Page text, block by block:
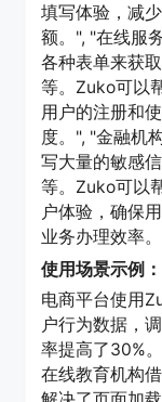
填写体验，减
额。", "在线服
各种表单来获
等。Zuko可以
用户的注册和
度。", "金融机
写大量的敏感
等。Zuko可以
户体验，确保
业务办理效率
使用场景示例：
电商平台使用
户行为数据，
率提高了30%。
在线教育机构